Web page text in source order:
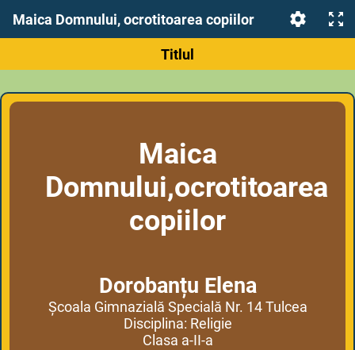
Maica Domnului, ocrotitoarea copiilor
Titlul
Maica
Domnului,ocrotitoarea
copiilor
Dorobanțu Elena
Școala Gimnazială Specială Nr. 14 Tulcea
Disciplina: Religie
Clasa a-II-a